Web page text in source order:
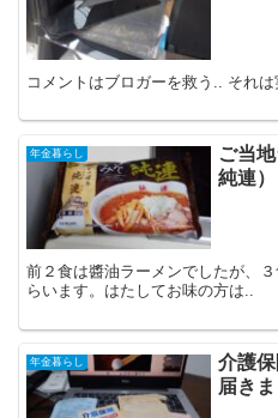
コメントはブロガーを救う.. それは
年金暮らし
ご当
純連）
前２食は醬油ラーメンでしたが、
らいます。はたしてお味の方は..
年金暮らし
介護
届き